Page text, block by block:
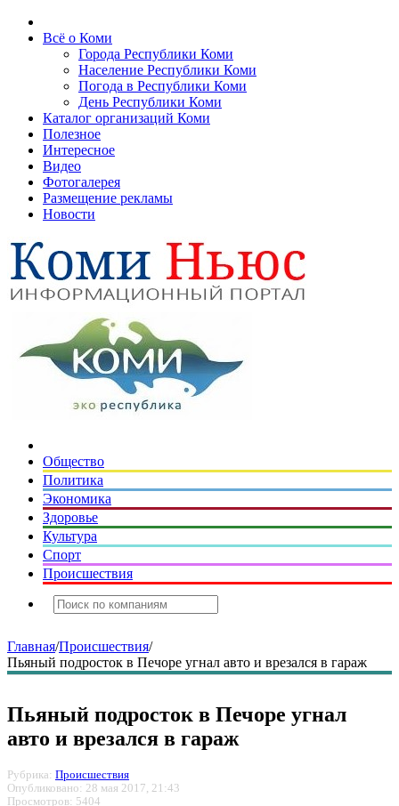
Всё о Коми
Города Республики Коми
Население Республики Коми
Погода в Республики Коми
День Республики Коми
Каталог организаций Коми
Полезное
Интересное
Видео
Фотогалерея
Размещение рекламы
Новости
Общество
Политика
Экономика
Здоровье
Культура
Спорт
Происшествия
Главная/Происшествия/
Пьяный подросток в Печоре угнал авто и врезался в гараж
Пьяный подросток в Печоре угнал
авто и врезался в гараж
Рубрика: Происшествия
Опубликовано: 28 мая 2017, 21:43
Просмотров: 5404